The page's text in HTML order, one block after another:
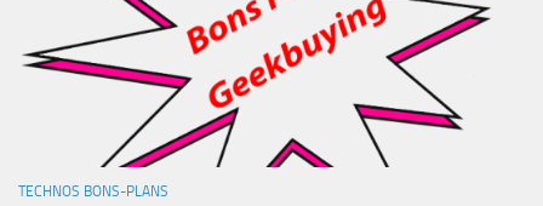
TECHNOS BONS-PLANS